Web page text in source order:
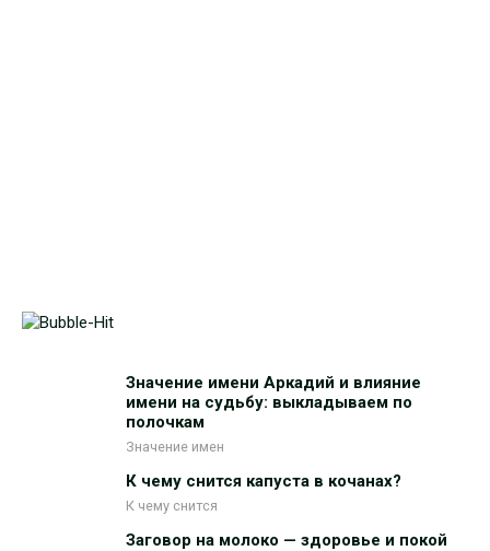
Значение имени Аркадий и влияние
имени на судьбу: выкладываем по
полочкам
Значение имен
К чему снится капуста в кочанах?
К чему снится
Заговор на молоко — здоровье и покой